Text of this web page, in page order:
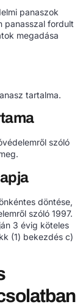
panaszok
panasszal fordult
megadása
tartalma.
szóló
döntése,
szóló 1997.
3 évig köteles
(1) bekezdés c)